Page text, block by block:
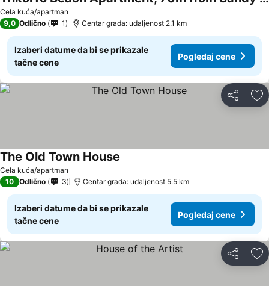
Cela kuća/apartman
9,0 Odlično 1 Centar grada: udaljenost 2.1 km
Izaberi datume da bi se prikazale
tačne cene
Pogledaj cene
Deli
Cela kuća/apartman
The Old Town House
10 Odlično 3 Centar grada: udaljenost 5.5 km
Izaberi datume da bi se prikazale
tačne cene
Pogledaj cene
Deli